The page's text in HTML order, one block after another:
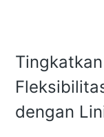
dengan